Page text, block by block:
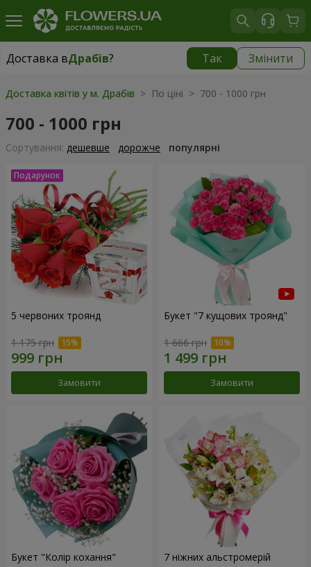
Доставка вДрабів? Так Змінити
Доставка вДрабів|
Доставка квітів у м. Драбів > По ціні > 700 - 1000 грн
700 - 1000 грн
Сортування: дешевше дорожче популярні
5 червоних троянд
1 175 грн
Замовити
Букет "7 кущових троянд"
1 666 грн
Замовити
Букет "Колір кохання" 7 ніжних альстромерій